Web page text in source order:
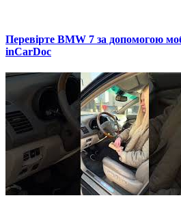
Перевірте BMW 7 за допомогою
inCarDoc